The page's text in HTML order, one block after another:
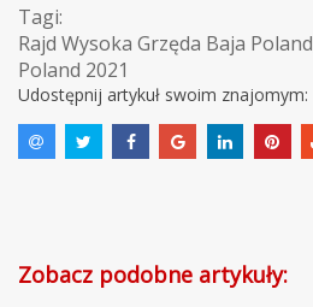
Tagi:
Rajd Wysoka Grzęda Baja Poland
Poland 2021
Udostępnij artykuł swoim znajomym:
Zobacz podobne artykuły: